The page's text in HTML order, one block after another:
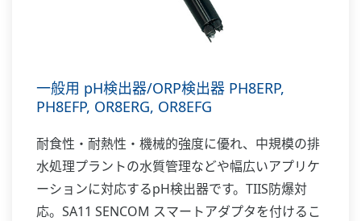
一般用 pH検出器/ORP検出器 PH8ERP,
PH8EFP, OR8ERG, OR8EFG
耐食性・耐熱性・機械的強度に優れ、中規模の排
水処理プラントの水質管理などや幅広いアプリケ
ーションに対応するpH検出器です。TIIS防爆対
応。SA11 SENCOM スマートアダプタを付けるこ